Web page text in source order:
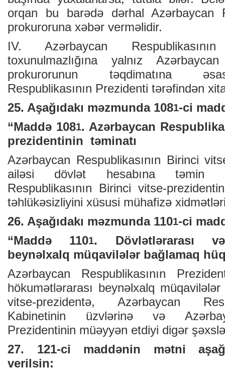
orqan bu barədə dərhal Azərbaycan
prokuroruna xəbər verməlidir.
IV. Azərbaycan Respublikasının
toxunulmazlığına yalnız
prokurorunun təqdimatına
Respublikasının Prezidenti tərəfindən
25. Aşağıdakı məzmunda 1081-ci
“Maddə 1081. Azərbaycan
prezidentinin təminatı
Azərbaycan Respublikasının Birinci
ailəsi dövlət hesabına təmin
Respublikasının Birinci vitse-
təhlükəsizliyini xüsusi mühafizə
26. Aşağıdakı məzmunda 1101-ci
“Maddə 1101. Dövlətlərarası və
beynəlxalq müqavilələr bağlamaq
Azərbaycan Respublikasının
hökumətlərarası beynəlxalq
vitse-prezidentə, Azərbaycan
Kabinetinin üzvlərinə və
Prezidentinin müəyyən etdiyi digər
27. 121-ci maddənin mətni
verilsin: